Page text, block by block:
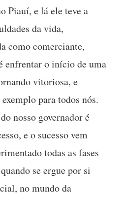
Piauí, e lá ele teve a
da vida,
como comerciante,
enfrentar o início de uma
vitoriosa, e
para todos nós.
nosso governador é
e o sucesso vem
todas as fases
se ergue por si
no mundo da